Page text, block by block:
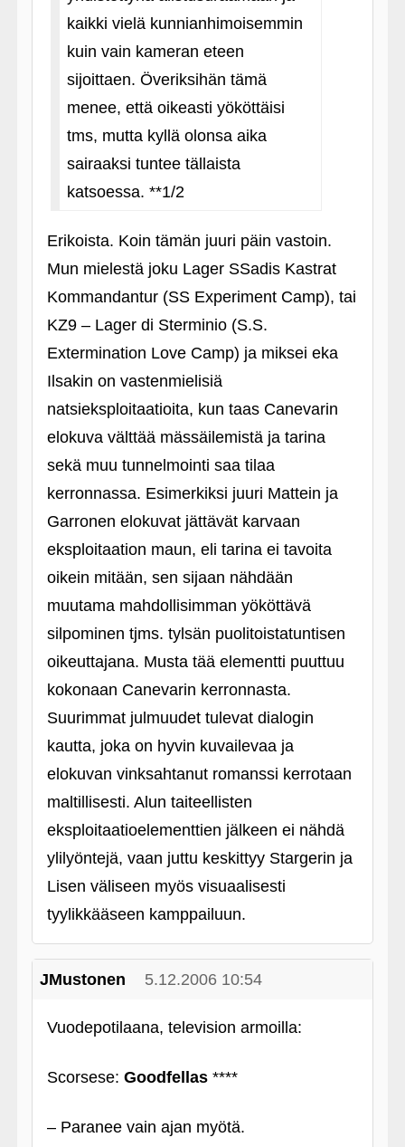
kaikki vielä kunnianhimoisemmin
kuin vain kameran eteen
sijoittaen. Överiksihän tämä
menee, että oikeasti yököttäisi
tms, mutta kyllä olonsa aika
sairaaksi tuntee tällaista
katsoessa. **1/2
Erikoista. Koin tämän juuri päin vastoin.
Mun mielestä joku Lager SSadis Kastrat
Kommandantur (SS Experiment Camp), tai
KZ9 – Lager di Sterminio (S.S.
Extermination Love Camp) ja miksei eka
Ilsakin on vastenmielisiä
natsieksploitaatioita, kun taas Canevarin
elokuva välttää mässäilemistä ja tarina
sekä muu tunnelmointi saa tilaa
kerronnassa. Esimerkiksi juuri Mattein ja
Garronen elokuvat jättävät karvaan
eksploitaation maun, eli tarina ei tavoita
oikein mitään, sen sijaan nähdään
muutama mahdollisimman yököttävä
silpominen tjms. tylsän puolitoistatuntisen
oikeuttajana. Musta tää elementti puuttuu
kokonaan Canevarin kerronnasta.
Suurimmat julmuudet tulevat dialogin
kautta, joka on hyvin kuvailevaa ja
elokuvan vinksahtanut romanssi kerrotaan
maltillisesti. Alun taiteellisten
eksploitaatioelementtien jälkeen ei nähdä
ylilyöntejä, vaan juttu keskittyy Stargerin ja
Lisen väliseen myös visuaalisesti
tyylikkääseen kamppailuun.
JMustonen 5.12.2006 10:54
Vuodepotilaana, television armoilla:
Scorsese: Goodfellas****
– Paranee vain ajan myötä.